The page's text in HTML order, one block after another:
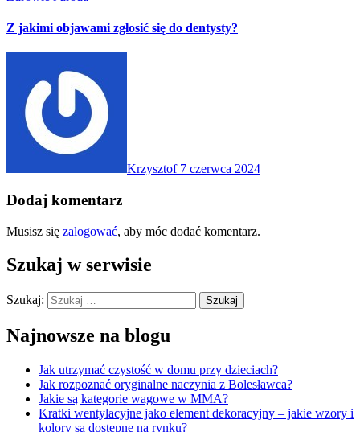
Z jakimi objawami zgłosić się do dentysty?
Krzysztof 7 czerwca 2024
Dodaj komentarz
Musisz się zalogować, aby móc dodać komentarz.
Szukaj w serwisie
Szukaj:
Najnowsze na blogu
Jak utrzymać czystość w domu przy dzieciach?
Jak rozpoznać oryginalne naczynia z Bolesławca?
Jakie są kategorie wagowe w MMA?
Kratki wentylacyjne jako element dekoracyjny – jakie wzory i
kolory są dostępne na rynku?